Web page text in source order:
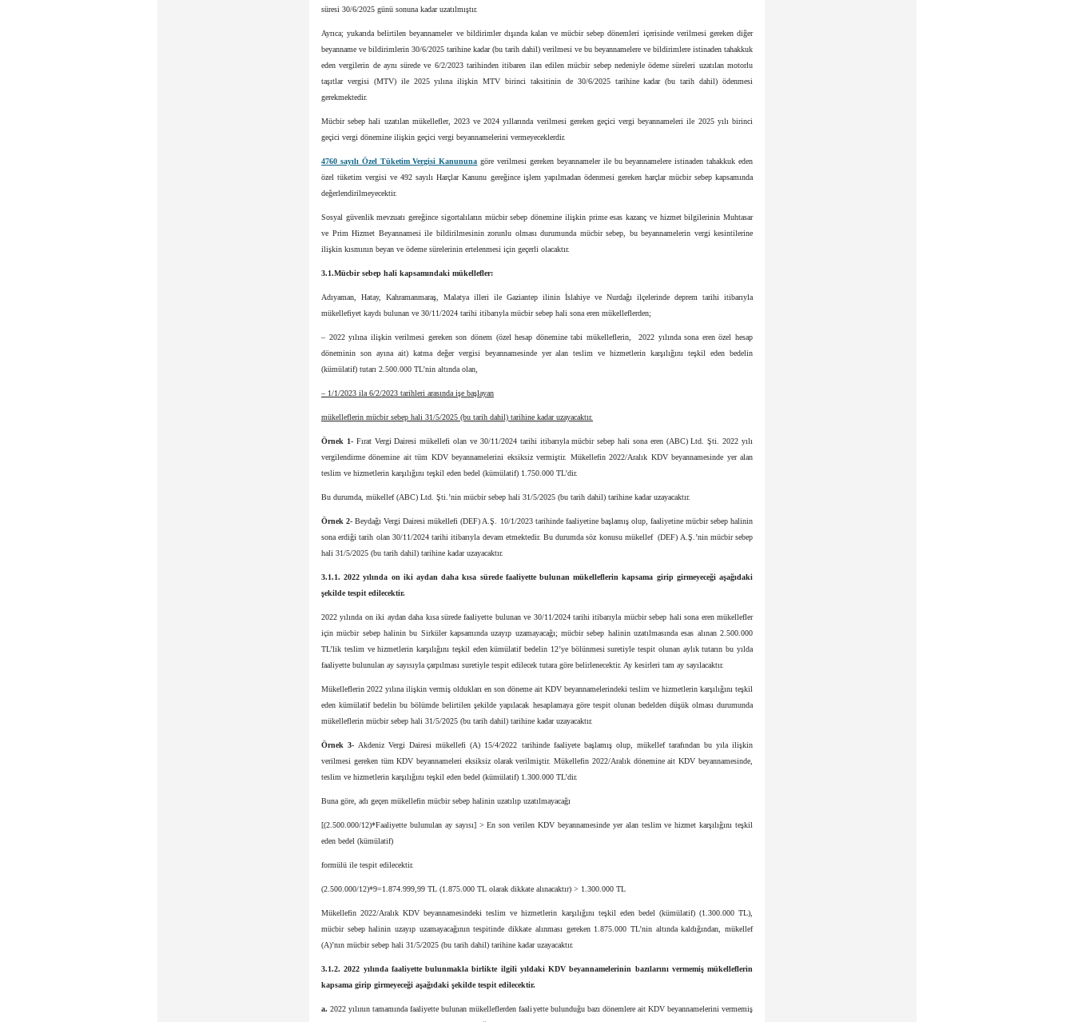
süresi 30/6/2025 günü sonuna kadar uzatılmıştır.
Ayrıca; yukarıda belirtilen beyannameler ve bildirimler dışında kalan ve mücbir sebep dönemleri içerisinde verilmesi gereken diğer
beyanname ve bildirimlerin 30/6/2025 tarihine kadar (bu tarih dahil) verilmesi ve bu beyannamelere ve bildirimlere istinaden tahakkuk
eden vergilerin de aynı sürede ve 6/2/2023 tarihinden itibaren ilan edilen mücbir sebep nedeniyle ödeme süreleri uzatılan motorlu
taşıtlar vergisi (MTV) ile 2025 yılına ilişkin MTV birinci taksitinin de 30/6/2025 tarihine kadar (bu tarih dahil) ödenmesi
gerekmektedir.
Mücbir sebep hali uzatılan mükellefler, 2023 ve 2024 yıllarında verilmesi gereken geçici vergi beyannameleri ile 2025 yılı birinci
geçici vergi dönemine ilişkin geçici vergi beyannamelerini vermeyeceklerdir.
4760 sayılı Özel Tüketim Vergisi Kanununa göre verilmesi gereken beyannameler ile bu beyannamelere istinaden tahakkuk eden
özel tüketim vergisi ve 492 sayılı Harçlar Kanunu gereğince işlem yapılmadan ödenmesi gereken harçlar mücbir sebep kapsamında
değerlendirilmeyecektir.
Sosyal güvenlik mevzuatı gereğince sigortalıların mücbir sebep dönemine ilişkin prime esas kazanç ve hizmet bilgilerinin Muhtasar
ve Prim Hizmet Beyannamesi ile bildirilmesinin zorunlu olması durumunda mücbir sebep, bu beyannamelerin vergi kesintilerine
ilişkin kısmının beyan ve ödeme sürelerinin ertelenmesi için geçerli olacaktır.
3.1.Mücbir sebep hali kapsamındaki mükellefler:
Adıyaman, Hatay, Kahramanmaraş, Malatya illeri ile Gaziantep ilinin İslahiye ve Nurdağı ilçelerinde deprem tarihi itibarıyla
mükellefiyet kaydı bulunan ve 30/11/2024 tarihi itibarıyla mücbir sebep hali sona eren mükelleflerden;
– 2022 yılına ilişkin verilmesi gereken son dönem (özel hesap dönemine tabi mükelleflerin, 2022 yılında sona eren özel hesap
döneminin son ayına ait) katma değer vergisi beyannamesinde yer alan teslim ve hizmetlerin karşılığını teşkil eden bedelin
(kümülatif) tutarı 2.500.000 TL’nin altında olan,
– 1/1/2023 ila 6/2/2023 tarihleri arasında işe başlayan
mükelleflerin mücbir sebep hali 31/5/2025 (bu tarih dahil) tarihine kadar uzayacaktır.
Örnek 1-Fırat Vergi Dairesi mükellefi olan ve 30/11/2024 tarihi itibarıyla mücbir sebep hali sona eren (ABC) Ltd. Şti. 2022 yılı
vergilendirme dönemine ait tüm KDV beyannamelerini eksiksiz vermiştir. Mükellefin 2022/Aralık KDV beyannamesinde yer alan
teslim ve hizmetlerin karşılığını teşkil eden bedel (kümülatif) 1.750.000 TL’dir.
Bu durumda, mükellef (ABC) Ltd. Şti.’nin mücbir sebep hali 31/5/2025 (bu tarih dahil) tarihine kadar uzayacaktır.
Örnek 2- Beydağı Vergi Dairesi mükellefi (DEF) A.Ş. 10/1/2023 tarihinde faaliyetine başlamış olup, faaliyetine mücbir sebep halinin
sona erdiği tarih olan 30/11/2024 tarihi itibarıyla devam etmektedir. Bu durumda söz konusu mükellef (DEF) A.Ş.’nin mücbir sebep
hali 31/5/2025 (bu tarih dahil) tarihine kadar uzayacaktır.
3.1.1. 2022 yılında on iki aydan daha kısa sürede faaliyette bulunan mükelleflerin kapsama girip girmeyeceği aşağıdaki
şekilde tespit edilecektir.
2022 yılında on iki aydan daha kısa sürede faaliyette bulunan ve 30/11/2024 tarihi itibarıyla mücbir sebep hali sona eren mükellefler
için mücbir sebep halinin bu Sirküler kapsamında uzayıp uzamayacağı; mücbir sebep halinin uzatılmasında esas alınan 2.500.000
TL’lik teslim ve hizmetlerin karşılığını teşkil eden kümülatif bedelin 12’ye bölünmesi suretiyle tespit olunan aylık tutarın bu yılda
faaliyette bulunulan ay sayısıyla çarpılması suretiyle tespit edilecek tutara göre belirlenecektir. Ay kesirleri tam ay sayılacaktır.
Mükelleflerin 2022 yılına ilişkin vermiş oldukları en son döneme ait KDV beyannamelerindeki teslim ve hizmetlerin karşılığını teşkil
eden kümülatif bedelin bu bölümde belirtilen şekilde yapılacak hesaplamaya göre tespit olunan bedelden düşük olması durumunda
mükelleflerin mücbir sebep hali 31/5/2025 (bu tarih dahil) tarihine kadar uzayacaktır.
Örnek 3- Akdeniz Vergi Dairesi mükellefi (A) 15/4/2022 tarihinde faaliyete başlamış olup, mükellef tarafından bu yıla ilişkin
verilmesi gereken tüm KDV beyannameleri eksiksiz olarak verilmiştir. Mükellefin 2022/Aralık dönemine ait KDV beyannamesinde,
teslim ve hizmetlerin karşılığını teşkil eden bedel (kümülatif) 1.300.000 TL’dir.
Buna göre, adı geçen mükellefin mücbir sebep halinin uzatılıp uzatılmayacağı
[(2.500.000/12)*Faaliyette bulunulan ay sayısı] > En son verilen KDV beyannamesinde yer alan teslim ve hizmet karşılığını teşkil
eden bedel (kümülatif)
formülü ile tespit edilecektir.
(2.500.000/12)*9=1.874.999,99 TL (1.875.000 TL olarak dikkate alınacaktır) > 1.300.000 TL
Mükellefin 2022/Aralık KDV beyannamesindeki teslim ve hizmetlerin karşılığını teşkil eden bedel (kümülatif) (1.300.000 TL),
mücbir sebep halinin uzayıp uzamayacağının tespitinde dikkate alınması gereken 1.875.000 TL’nin altında kaldığından, mükellef
(A)’nın mücbir sebep hali 31/5/2025 (bu tarih dahil) tarihine kadar uzayacaktır.
3.1.2. 2022 yılında faaliyette bulunmakla birlikte ilgili yıldaki KDV beyannamelerinin bazılarını vermemiş mükelleflerin
kapsama girip girmeyeceği aşağıdaki şekilde tespit edilecektir.
a. 2022 yılının tamamında faaliyette bulunan mükelleflerden faaliyette bulunduğu bazı dönemlere ait KDV beyannamelerini vermemiş